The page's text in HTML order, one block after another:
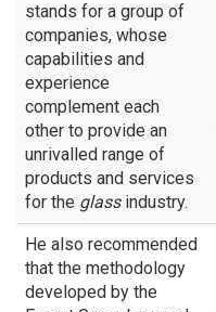
stands for a group of
companies, whose
capabilities and
experience
complement each
other to provide an
unrivalled range of
products and services
for the glassindustry.
He also recommended
that the methodology
developed by the